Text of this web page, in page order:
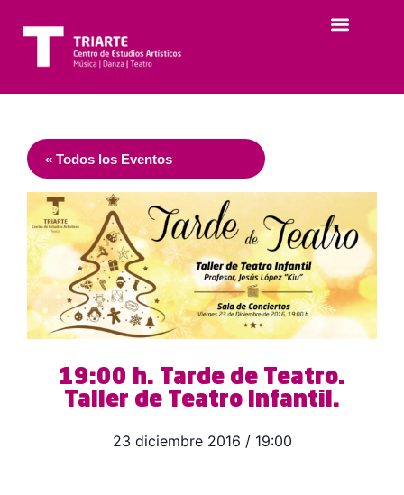
« Todos los Eventos
19:00 h. Tarde de Teatro.
Taller de Teatro Infantil.
23 diciembre 2016 / 19:00